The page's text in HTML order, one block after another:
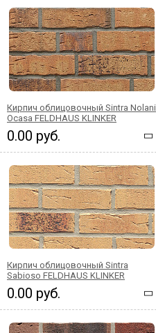
Кирпич облицовочный Sintra Nolani
Ocasa FELDHAUS KLINKER
0.00 руб.
Кирпич облицовочный Sintra
Sabioso FELDHAUS KLINKER
0.00 руб.